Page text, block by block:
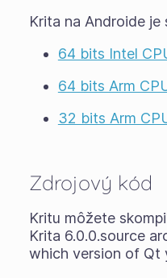
Krita na Androide je
64 bits Intel
64 bits Arm
32 bits Arm
Zdrojový kód
Kritu môžete
Krita 6.0.0.source
which version of Qt